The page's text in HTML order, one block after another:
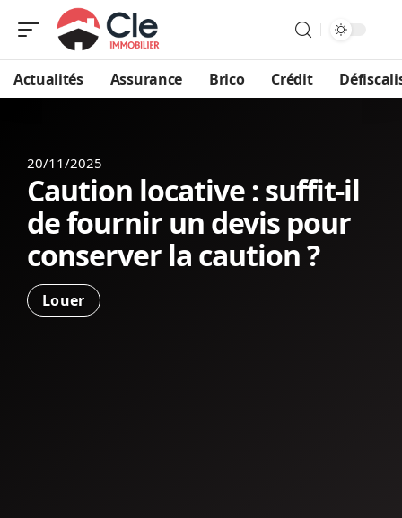
Actualités Assurance Brico Crédit
20/11/2025
Caution locative : suffit-il
de fournir un devis pour
conserver la caution ?
Louer